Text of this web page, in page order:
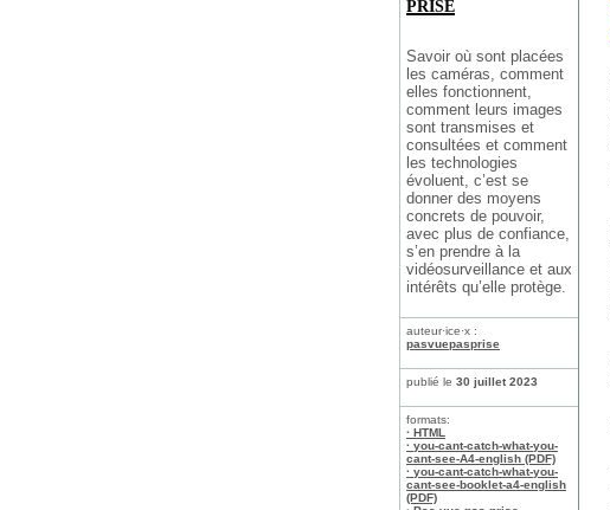
Savoir où sont placées
les caméras, comment
elles fonctionnent,
comment leurs images
sont transmises et
consultées et comment
les technologies
évoluent, c’est se
donner des moyens
concrets de pouvoir,
avec plus de confiance,
s’en prendre à la
vidéosurveillance et aux
intérêts qu’elle protège.
auteur·ice·x :
pasvuepasprise
publié le 30 juillet 2023
formats:
· HTML
· you-cant-catch-what-you-
cant-see-A4-english (PDF)
· you-cant-catch-what-you-
cant-see-booklet-a4-english
(PDF)